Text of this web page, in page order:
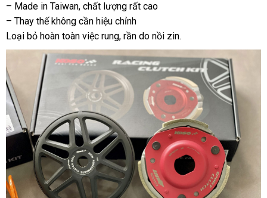
– Made in Taiwan, chất lượng rất cao
– Thay thế không cần hiệu chỉnh
Loại bỏ hoàn toàn việc rung, rần do nồi zin.